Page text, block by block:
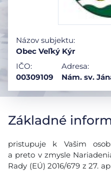
Názov subjektu:
Obec Veľký Kýr
IČO:
00309109
Adresa:
Nám. sv.
Základné
pristupuje k Vašim
a preto v zmysle
Rady (EÚ) 2016/679 z 27.